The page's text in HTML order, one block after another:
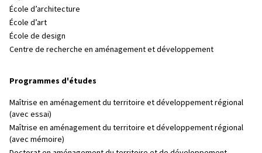
École d’architecture
École d’art
École de design
Centre de recherche en aménagement et développement
Programmes d'études
Maîtrise en aménagement du territoire et développement régional
(avec essai)
Maîtrise en aménagement du territoire et développement régional
(avec mémoire)